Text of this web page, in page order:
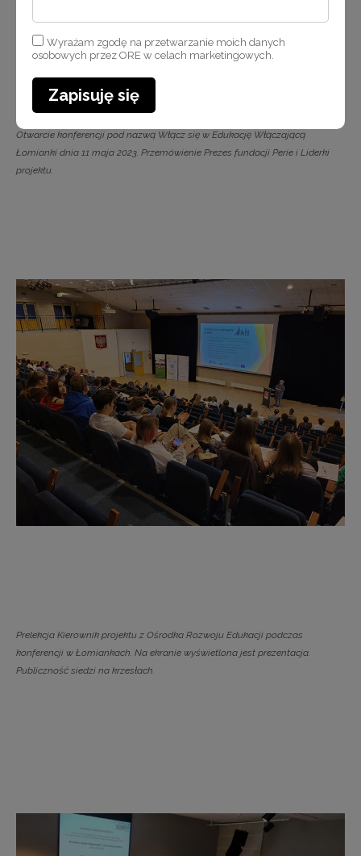
Otwarcie konferencji pod nazwą Włącz się w Edukację Włączającą
Łomianki dnia 11 maja 2023. Przemówienie Prezes fundacji Perie i Liderki
projektu.
Prelekcja Kierownik projektu z Ośrodka Rozwoju Edukacji podczas
konferencji w Łomiankach. Na ekranie wyświetlona jest prezentacja.
Publiczność siedzi na krzesłach.
Wyrażam zgodę na przetwarzanie moich danych
osobowych przez ORE w celach marketingowych.
Zapisuję się